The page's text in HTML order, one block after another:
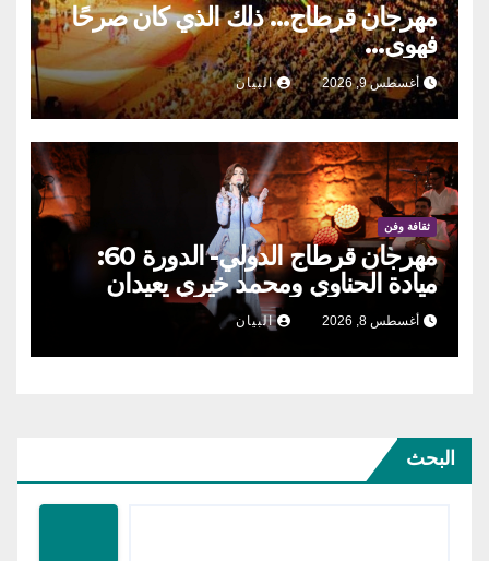
مهرجان قرطاج… ذلك الذي كان صرحًا
فهوى…
أغسطس 9, 2026 البيان
ثقافة وفن
مهرجان قرطاج الدولي- الدورة 60:
ميادة الحناوي ومحمد خيري يعيدان
الطرب السوري إلى ركح قرطاج
أغسطس 8, 2026 البيان
البحث